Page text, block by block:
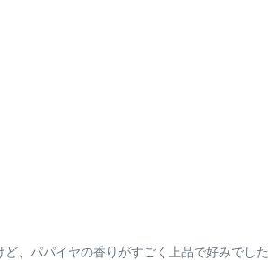
、 パパイヤの香りがすごく上品で好みでした